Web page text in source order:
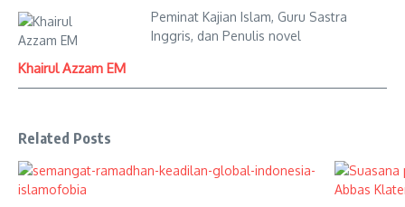
Khairul Azzam EM
Peminat Kajian Islam, Guru Sastra
Inggris, dan Penulis novel
Related Posts